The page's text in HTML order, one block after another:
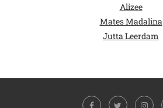
Alizee
Mates Madalina
Jutta Leerdam